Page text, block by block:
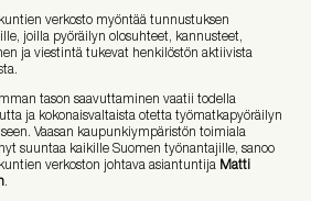
verkosto myöntää tunnustuksen
joilla pyöräilyn olosuhteet, kannusteet,
ja viestintä tukevat henkilöstön aktiivista
tason saavuttaminen vaatii todella
ja kokonaisvaltaista otetta työmatkapyöräilyn
Vaasan kaupunkiympäristön toimiala
suuntaa kaikille Suomen työnantajille, sanoo
verkoston johtava asiantuntija Matti
.